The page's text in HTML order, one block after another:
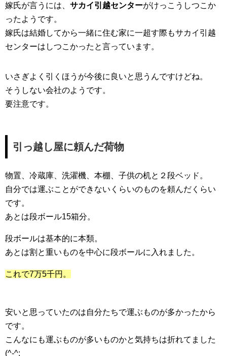
嫁氏が言うには、 サカイ引越センターがけっこうしつこか
ったようです。
嫁氏は結婚してから一緒に住む家に一超す際もサカイ引越
センターはしつこかったと言っています。
いさぎよく引くほうが今後に良いと思うんですけどね。
そうしない会社のようです。
要注意です。
引っ越し屋に頼んだ荷物
物置、冷蔵庫、洗濯機、本棚、子供の机と２段ベッド。
自分では運ぶことができないくらいのものを頼んだくらい
です。
あとは段ボール15箱分。
段ボールは基本的に本類。
あとは割と重いものを中心に段ボールに入れました。
これで7万5千円。
安いと思っていたのは自分たちで運ぶものが多かったから
です。
こんなにも運ぶものが多いものかと気持ちは折れてました
(^-^;